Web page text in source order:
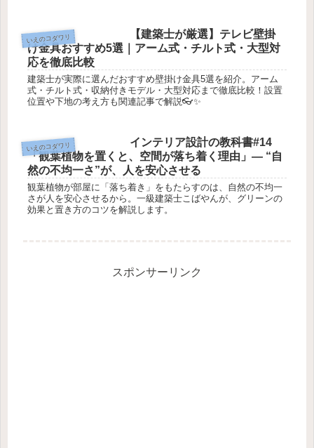
いえのコダワリ
【建築士が厳選】テレビ壁掛
け金具おすすめ5選｜アーム式・チルト式・大型対
応を徹底比較
建築士が実際に選んだおすすめ壁掛け金具5選を紹介。アーム
式・チルト式・収納付きモデル・大型対応まで徹底比較！設置
位置や下地の考え方も関連記事で解説👓✨
いえのコダワリ
インテリア設計の教科書#14
「観葉植物を置くと、空間が落ち着く理由」― “自
然の不均一さ”が、人を安心させる
観葉植物が部屋に「落ち着き」をもたらすのは、自然の不均一
さが人を安心させるから。一級建築士こばやんが、グリーンの
効果と置き方のコツを解説します。
スポンサーリンク